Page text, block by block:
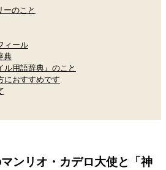
ーのこと
ィール
典
ル用語辞典』のこと
におすすめです
ンリオ・カデロ大使と「神